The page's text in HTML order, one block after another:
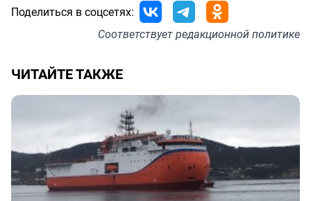
Поделиться в соцсетях:
Соответствуетредакционной политике
ЧИТАЙТЕ ТАКЖЕ